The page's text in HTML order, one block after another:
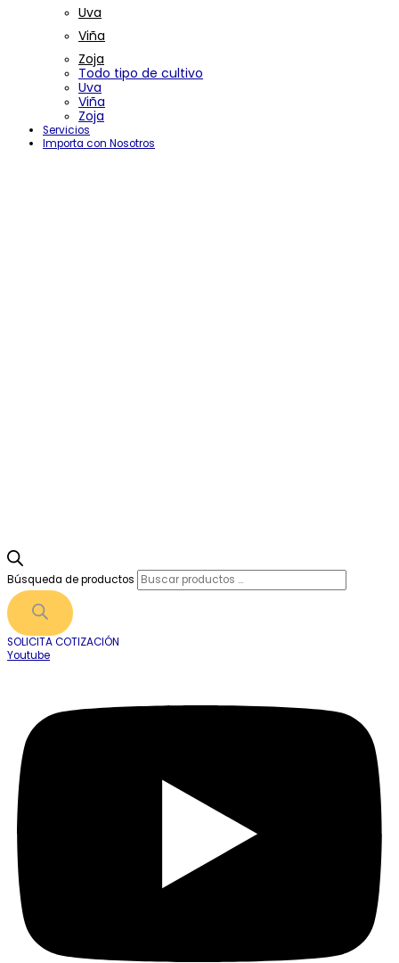
Uva
Viña
Zoja
Todo tipo de cultivo
Uva
Viña
Zoja
Servicios
Importa con Nosotros
Búsqueda de productos
SOLICITA COTIZACIÓN
Youtube